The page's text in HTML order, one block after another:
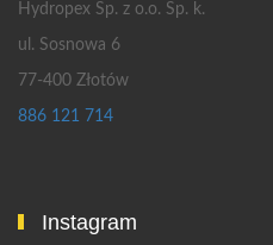
Hydropex Sp. z o.o. Sp. k.
ul. Sosnowa 6
77-400 Złotów
886 121 714
Instagram